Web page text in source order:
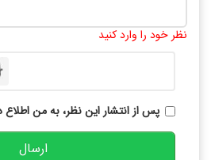
نظر خود را وارد کنید
پس از انتشار این نظر، به من اطلاع
ارسال